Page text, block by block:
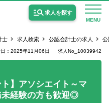
MENU
求人を探す
計士の求人
士 求人検索 公認会計士の求人 公
：2025年11月06日 求人No_10039942
】アソシエイト～マ
未経験の方も歓迎◎